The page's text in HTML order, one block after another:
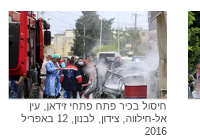
חיסול בכיר פתח פתחי זידאן, עין
אל-חילווה, צידון, לבנון, 12 באפריל
2016